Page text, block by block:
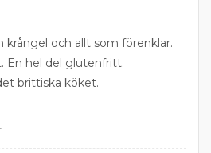
krångel och allt som förenklar.
En hel del glutenfritt.
brittiska köket.